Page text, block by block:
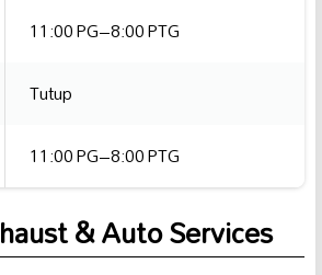
11:00 PG–8:00 PTG
Tutup
11:00 PG–8:00 PTG
& Auto Services